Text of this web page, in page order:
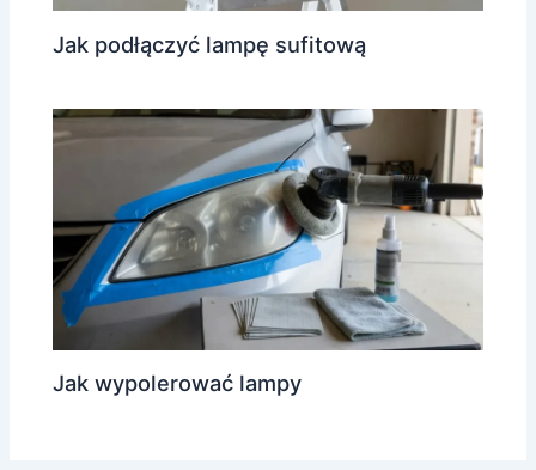
Jak podłączyć lampę sufitową
Jak wypolerować lampy